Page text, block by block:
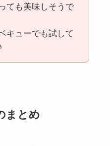
ても美味しそうで
キューでも試して
まとめ